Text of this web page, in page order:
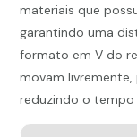
materiais que
garantindo uma
formato em V do
movam
reduzindo o